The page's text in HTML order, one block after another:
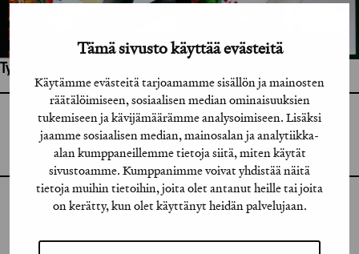
Tämä sivusto käyttää evästeitä
Käytämme evästeitä tarjoamamme sisällön ja mainosten
räätälöimiseen, sosiaalisen median ominaisuuksien
tukemiseen ja kävijämäärämme analysoimiseen. Lisäksi
jaamme sosiaalisen median, mainosalan ja analytiikka-
alan kumppaneillemme tietoja siitä, miten käytät
sivustoamme. Kumppanimme voivat yhdistää näitä
tietoja muihin tietoihin, joita olet antanut heille tai joita
on kerätty, kun olet käyttänyt heidän palvelujaan.
Työhön osallistuneet henkilöt / tahot:
GRAFIA RY
GRAFIA(AT)GRAFIA.FI
UUDENMAANKATU 11 B 9,
00120 HELSINKI
INSTAGRAM
LINKEDIN